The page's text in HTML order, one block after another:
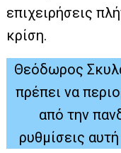
επιχειρήσεις
κρίση.
Θεόδωρος
πρέπει να
από την
ρυθμίσεις